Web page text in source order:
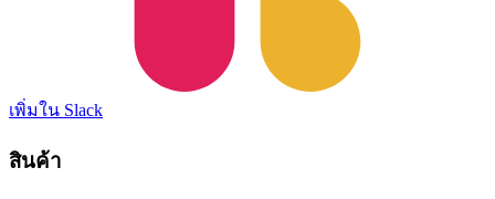
เพิ่มใน Slack
สินค้า